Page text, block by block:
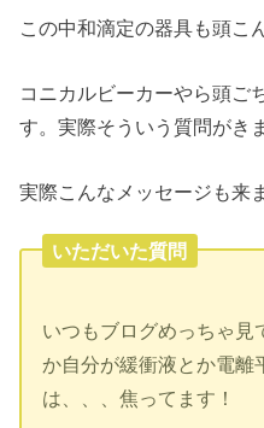
この中和滴定の器具も頭こ
コニカルビーカーやら頭ご
す。実際そういう質問がき
実際こんなメッセージも来
いただいた質問
いつもブログめっちゃ
か自分が緩衝液とか電離
は、、、焦ってます！